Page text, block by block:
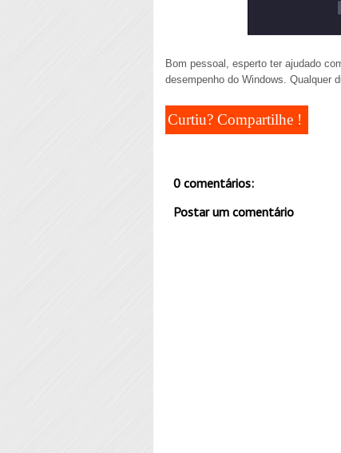
Bom pessoal, esperto ter ajudado
desempenho do Windows. Qualquer
Curtiu? Compartilhe !
0 comentários:
Postar um comentário